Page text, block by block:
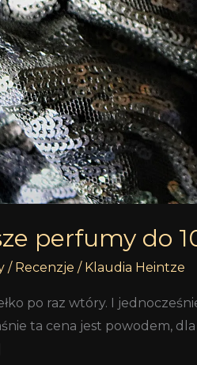
perfumy do
/ Recenzje / Klaudia Heintze
po raz wtóry. I
ta cena jest powodem,